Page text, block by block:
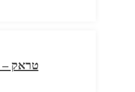
טראק – TRAK